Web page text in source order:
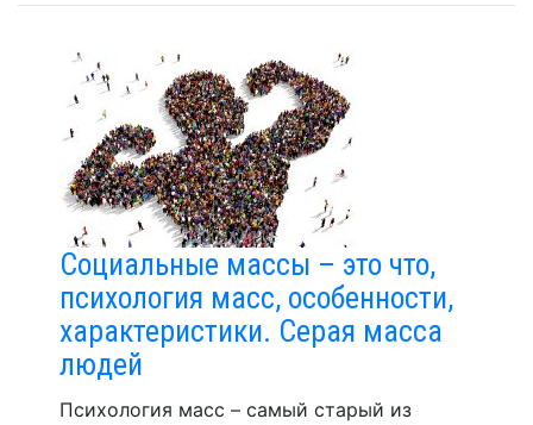
Социальные массы – это что,
психология масс, особенности,
характеристики. Серая масса
людей
Психология масс – самый старый из